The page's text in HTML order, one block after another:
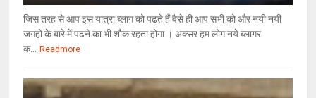
जिस तरह से आप इस यात्रा ब्लाग को पढते हैं वैसे ही आप सभी को और नयी नयी
जगहो के बारे में पढने का भी शौक रहता होगा । अक्सर हम लोग नये ब्लागर
क...
Readmore